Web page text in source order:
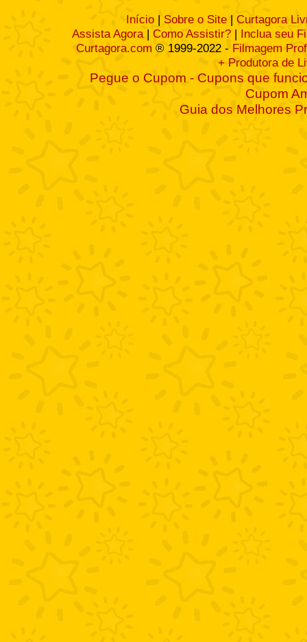
Início | Sobre o Site | Curtagora
Assista Agora| Como Assistir? | Inclua seu
Curtagora.com ® 1999-2022 - Filmagem
+ Produtora de
Pegue o Cupom - Cupons que
Cupom
Guia dos Melhores